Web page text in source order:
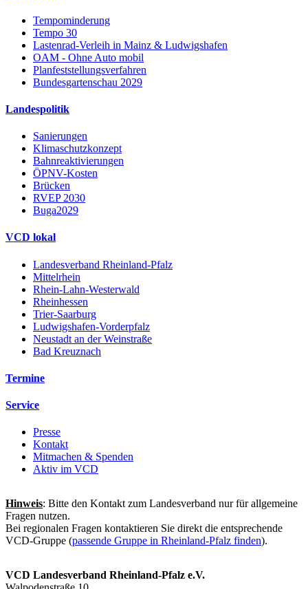
Tempominderung
Tempo 30
Lastenrad-Verleih in Mainz & Ludwigshafen
OAM - Ohne Auto mobil
Planfeststellungsverfahren
Bundesgartenschau 2029
Landespolitik
Sanierungen
Klimaschutzkonzept
Bahnreaktivierungen
ÖPNV-Kosten
Brücken
RVEP 2030
Buga2029
VCD lokal
Landesverband Rheinland-Pfalz
Mittelrhein
Rhein-Lahn-Westerwald
Rheinhessen
Trier-Saarburg
Ludwigshafen-Vorderpfalz
Neustadt an der Weinstraße
Bad Kreuznach
Termine
Service
Presse
Kontakt
Mitmachen & Spenden
Aktiv im VCD
Hinweis: Bitte den Kontakt zum Landesverband nur für allgemeine
Fragen nutzen.
Bei regionalen Fragen kontaktieren Sie direkt die entsprechende
VCD-Gruppe (passende Gruppe in Rheinland-Pfalz finden).
VCD Landesverband Rheinland-Pfalz e.V.